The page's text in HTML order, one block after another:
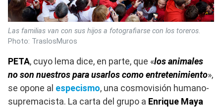
Las familias van con sus hijos a fotografiarse con los toreros.
Photo: TraslosMuros
PETA, cuyo lema dice, en parte, que «los animales
no son nuestros para usarlos como entretenimiento»,
se opone al especismo, una cosmovisión humano-
supremacista. La carta del grupo a Enrique Maya